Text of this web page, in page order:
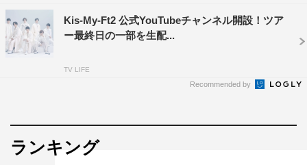
Kis-My-Ft2 公式YouTubeチャンネル開設！ツア
ー最終日の一部を生配...
TV LIFE
Recommended by
ランキング